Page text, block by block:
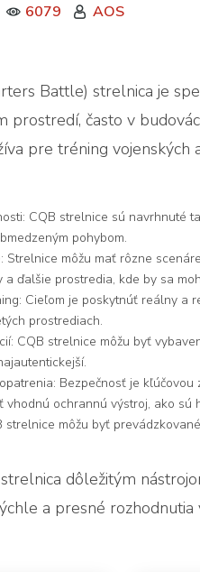
6079 AOS
Battle) strelnica je
prostredí, často v
pre tréning
CQB strelnice sú navrhnuté
pohybom.
Strelnice môžu mať rôzne
a ďalšie prostredia, kde by sa
Cieľom je poskytnúť reálny a
prostrediach.
CQB strelnice môžu byť
Bezpečnosť je
vhodnú ochrannú výstroj, ako sú
strelnice môžu byť
dôležitým
a presné